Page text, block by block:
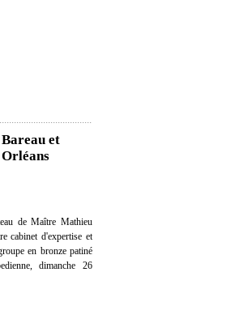
et
de Maître Mathieu
cabinet d'expertise et
en bronze patiné
dimanche 26